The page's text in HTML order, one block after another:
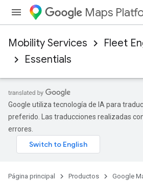
Maps
Mobility Services
Fleet
Essentials
Google utiliza tecnología de IA para
preferido. Las traducciones realizadas
errores.
Página principal Productos
Google